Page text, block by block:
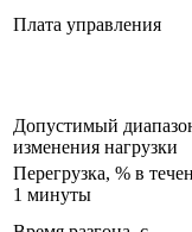
Плата управления
Допустимый
изменения нагрузки
Перегрузка, % в
1 минуты